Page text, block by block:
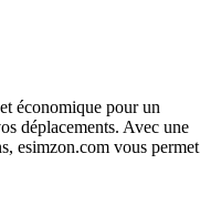
économique pour un
déplacements. Avec une
esimzon.com vous permet